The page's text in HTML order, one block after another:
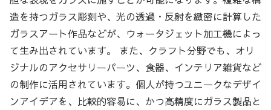
造を持つガラス彫刻や、光の透過・反射を緻密に計算した
ガラスアート作品などが、ウォータジェット加工機によっ
て生み出されています。 また、クラフト分野でも、オリ
ジナルのアクセサリーパーツ、食器、インテリア雑貨など
の制作に活用されています。個人が持つユニークなデザイ
ンアイデアを、比較的容易に、かつ高精度にガラス製品と